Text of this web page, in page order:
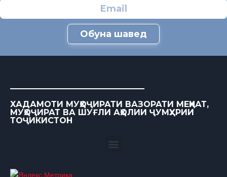
Обуна шавед
ХАДАМОТИ МУҲОҶИРАТИ ВАЗОРАТИ МЕҲНАТ,
МУҲОҶИРАТ ВА ШУҒЛИ АҲОЛИИ ҶУМҲУРИИ
ТОҶИКИСТОН